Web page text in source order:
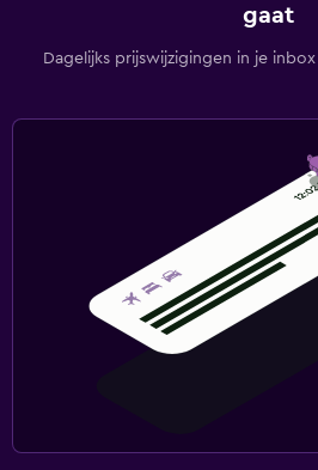
gaat
Dagelijks prijswijzigingen in je